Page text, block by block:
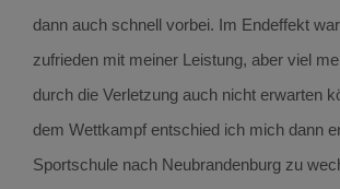
dann auch schnell vorbei. Im Endeffekt
zufrieden mit meiner Leistung, aber viel
durch die Verletzung auch nicht erwarten
dem Wettkampf entschied ich mich dann
Sportschule nach Neubrandenburg zu